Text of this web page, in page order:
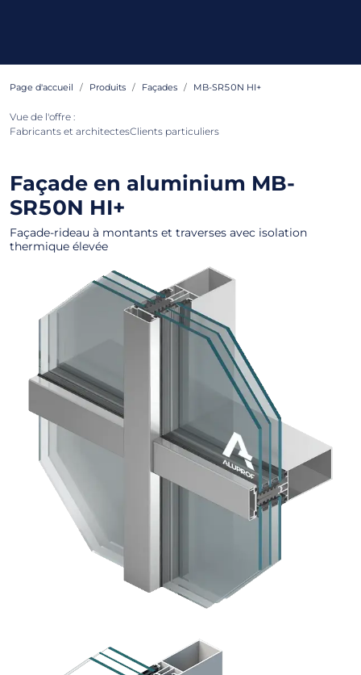
Page d'accueil Produits Façades MB-SR50N HI+
Vue de l'offre :
Fabricants et architectesClients particuliers
Façade en aluminium MB-
SR50N HI+
Façade-rideau à montants et traverses avec isolation
thermique élevée